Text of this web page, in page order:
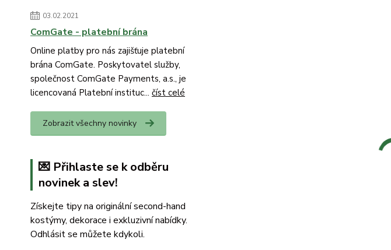
03.02.2021
ComGate - platební brána
Online platby pro nás zajišťuje platební
brána ComGate. Poskytovatel služby,
společnost ComGate Payments, a.s., je
licencovaná Platební instituc... číst celé
Zobrazit všechny novinky
💌 Přihlaste se k odběru
novinek a slev!
Získejte tipy na originální second-hand
kostýmy, dekorace i exkluzivní nabídky.
Odhlásit se můžete kdykoli.